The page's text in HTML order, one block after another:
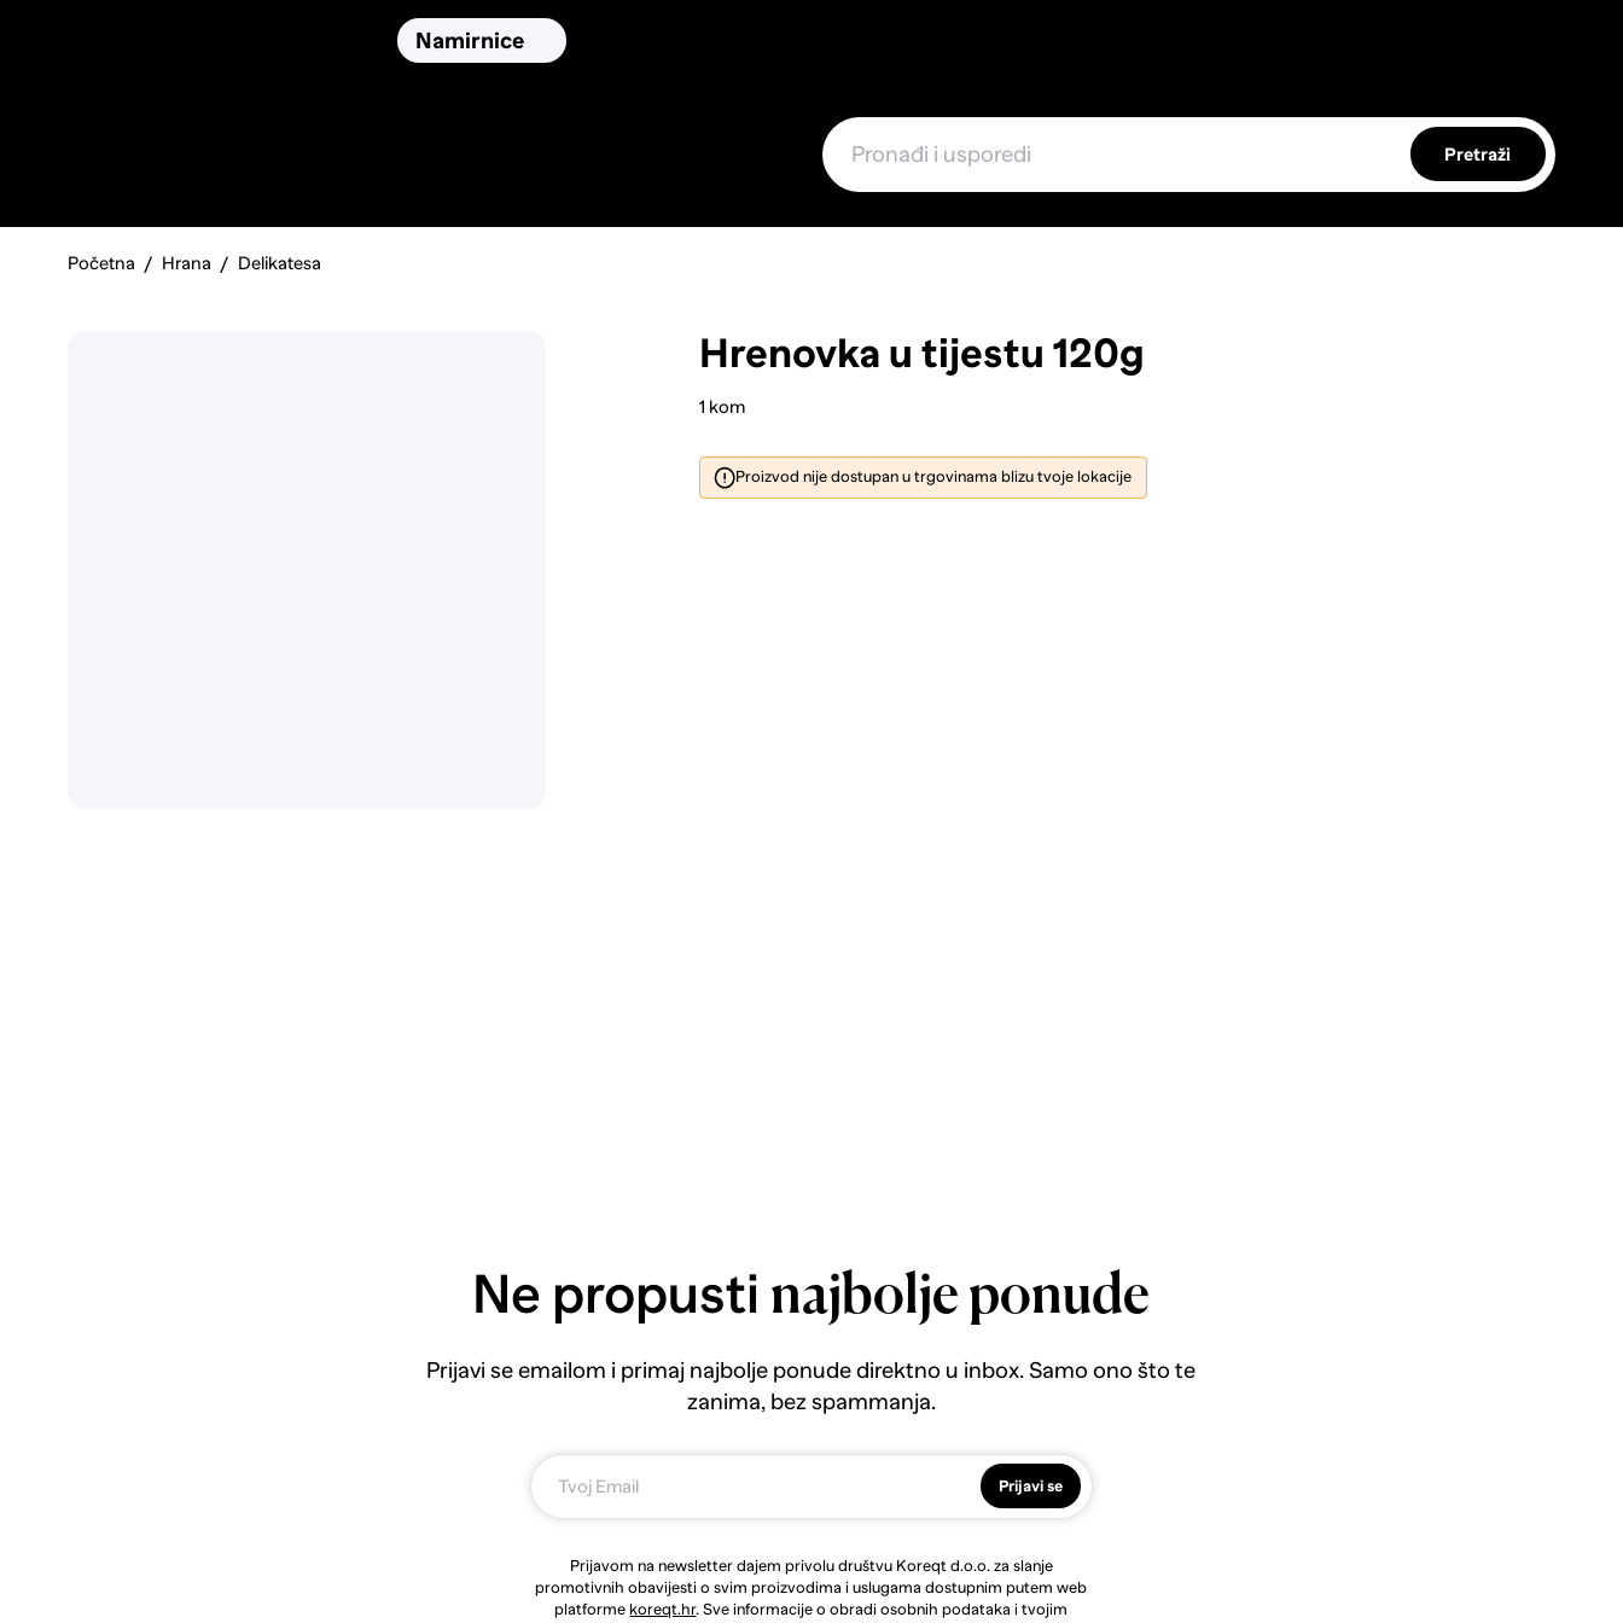
Namirnice
Pretraži
Početna Hrana Delikatesa
Hrenovka u tijestu 120g
1 kom
Proizvod nije dostupan u trgovinama blizu tvoje lokacije
Ne propusti najbolje ponude
Prijavi se emailom i primaj najbolje ponude direktno u inbox. Samo ono što te
zanima, bez spammanja.
Prijavi se
Prijavom na newsletter dajem privolu društvu Koreqt d.o.o. za slanje
promotivnih obavijesti o svim proizvodima i uslugama dostupnim putem web
platforme koreqt.hr. Sve informacije o obradi osobnih podataka i tvojim